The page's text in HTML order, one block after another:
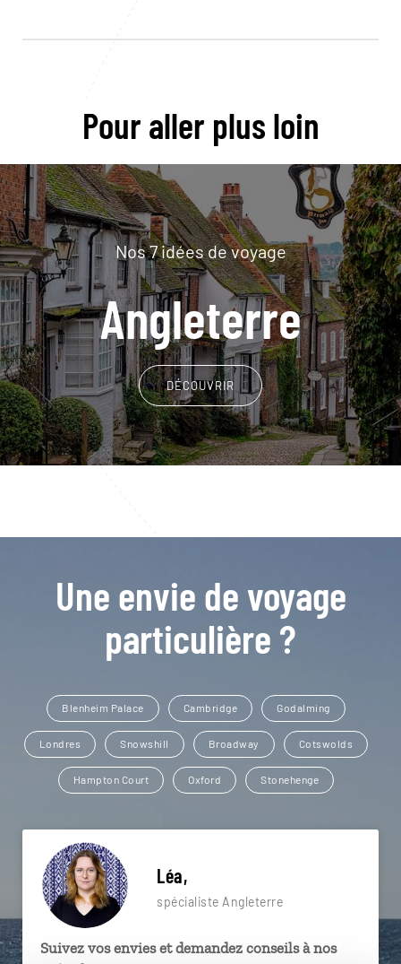
Pour aller plus loin
Nos 7 idées de voyage
Angleterre
DÉCOUVRIR
Une envie de voyage
particulière ?
Blenheim Palace Cambridge Godalming
Londres Snowshill Broadway Cotswolds
Hampton Court Oxford Stonehenge
Léa,
spécialiste Angleterre
Suivez vos envies et demandez conseils à nos